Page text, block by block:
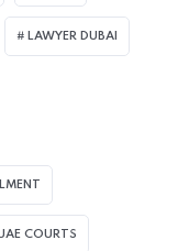
LAWYER DUBAI
COURTS